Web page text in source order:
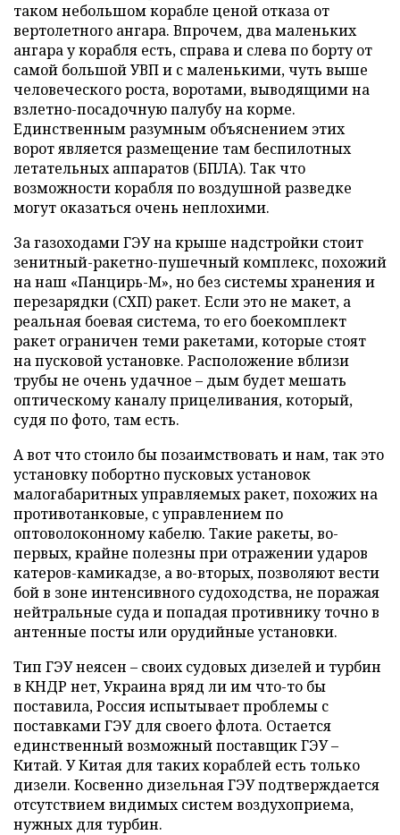
таком небольшом корабле ценой отказа от
вертолетного ангара. Впрочем, два маленьких
ангара у корабля есть, справа и слева по борту от
самой большой УВП и с маленькими, чуть выше
человеческого роста, воротами, выводящими на
взлетно-посадочную палубу на корме.
Единственным разумным объяснением этих
ворот является размещение там беспилотных
летательных аппаратов (БПЛА). Так что
возможности корабля по воздушной разведке
могут оказаться очень неплохими.
За газоходами ГЭУ на крыше надстройки стоит
зенитный-ракетно-пушечный комплекс, похожий
на наш «Панцирь-М», но без системы хранения и
перезарядки (СХП) ракет. Если это не макет, а
реальная боевая система, то его боекомплект
ракет ограничен теми ракетами, которые стоят
на пусковой установке. Расположение вблизи
трубы не очень удачное – дым будет мешать
оптическому каналу прицеливания, который,
судя по фото, там есть.
А вот что стоило бы позаимствовать и нам, так это
установку побортно пусковых установок
малогабаритных управляемых ракет, похожих на
противотанковые, с управлением по
оптоволоконному кабелю. Такие ракеты, во-
первых, крайне полезны при отражении ударов
катеров-камикадзе, а во-вторых, позволяют вести
бой в зоне интенсивного судоходства, не поражая
нейтральные суда и попадая противнику точно в
антенные посты или орудийные установки.
Тип ГЭУ неясен – своих судовых дизелей и турбин
в КНДР нет, Украина вряд ли им что-то бы
поставила, Россия испытывает проблемы с
поставками ГЭУ для своего флота. Остается
единственный возможный поставщик ГЭУ –
Китай. У Китая для таких кораблей есть только
дизели. Косвенно дизельная ГЭУ подтверждается
отсутствием видимых систем воздухоприема,
нужных для турбин.